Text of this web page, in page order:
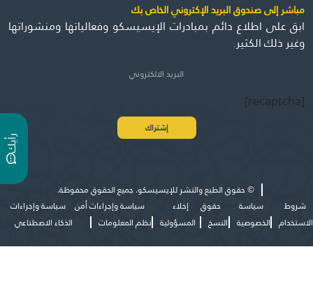
ر
أ
ي
ك
مباشر إلى صندوق البريد الإكتروني الخاص بك
ابق على اطلاع دائم بمبادرات الإيسيسكو وفعالياتها ومنشوراتها
وغير ذلك الكثير.
[recaptcha]
©حقوق الطبع والنشر للإيسيسكو. جميع الحقوق محفوظة.
شروط
الاستخدام
سياسة
الخصوصية
حقوق
النسخ
إخلاء
المسؤولية
سياسة وإجراءات أمن
نظم المعلومات
سياسة وإجراءات
الذكاء الاصطناعي